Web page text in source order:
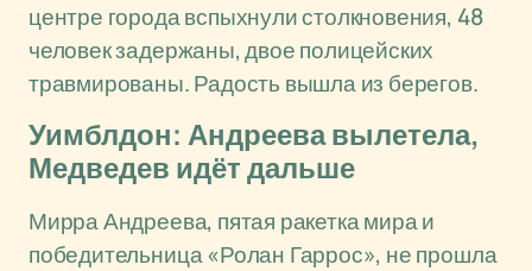
центре города вспыхнули столкновения, 48
человек задержаны, двое полицейских
травмированы. Радость вышла из берегов.
Уимблдон: Андреева вылетела,
Медведев идёт дальше
Мирра Андреева, пятая ракетка мира и
победительница «Ролан Гаррос», не прошла